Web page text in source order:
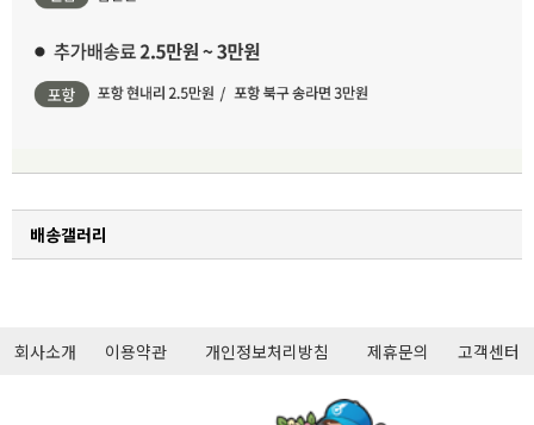
배송갤러리
회사소개 이용약관 개인정보처리방침 제휴문의 고객센터